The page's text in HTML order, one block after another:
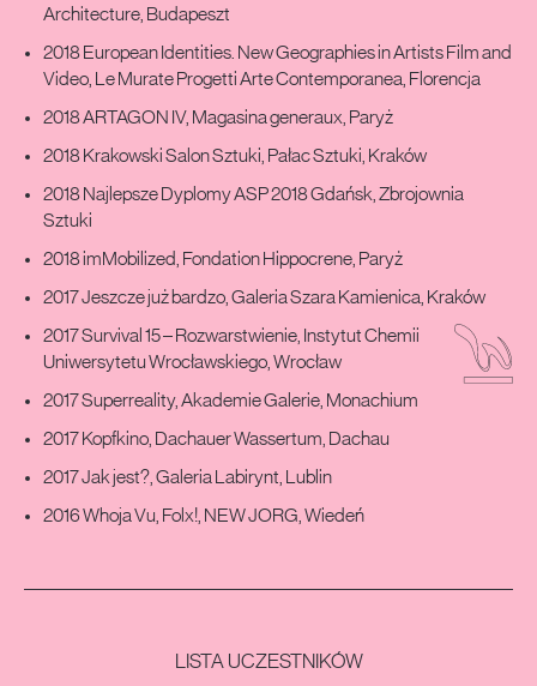
Architecture, Budapeszt
2018 European Identities. New Geographies in Artists Film and
Video, Le Murate Progetti Arte Contemporanea, Florencja
2018 ARTAGON IV, Magasina generaux, Paryż
2018 Krakowski Salon Sztuki, Pałac Sztuki, Kraków
2018 Najlepsze Dyplomy ASP 2018 Gdańsk, Zbrojownia
Sztuki
2018 imMobilized, Fondation Hippocrene, Paryż
2017 Jeszcze już bardzo, Galeria Szara Kamienica, Kraków
2017 Survival 15 – Rozwarstwienie, Instytut Chemii
Uniwersytetu Wrocławskiego, Wrocław
2017 Superreality, Akademie Galerie, Monachium
2017 Kopfkino, Dachauer Wassertum, Dachau
2017 Jak jest?, Galeria Labirynt, Lublin
2016 Whoja Vu, Folx!, NEW JORG, Wiedeń
LISTA UCZESTNIKÓW